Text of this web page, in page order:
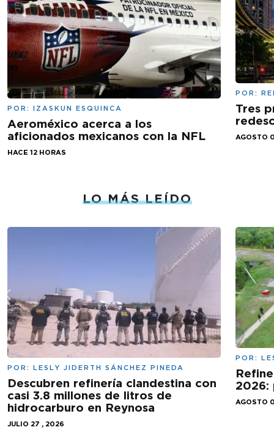
POR: IZASKUN ESQUINCA
Aeroméxico acerca a los
aficionados mexicanos con la NFL
HACE 12 HORAS
POR:
Tres
AGOSTO
LO MÁS LEÍDO
POR: LESLY JIDERTH SÁNCHEZ PINEDA
Descubren refinería clandestina con
casi 3.8 millones de litros de
hidrocarburo en Reynosa
JULIO 27 , 2026
POR:
2026:
AGOSTO